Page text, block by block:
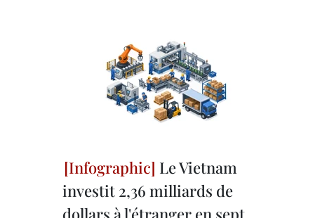
Le Vietnam
investit 2,36 milliards de
dollars à l'étranger en sept